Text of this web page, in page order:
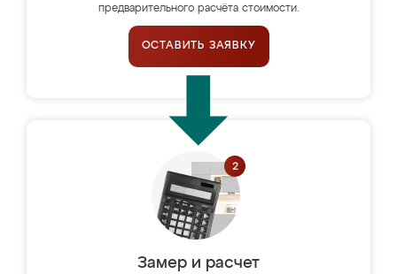
предварительного расчёта стоимости.
ОСТАВИТЬ ЗАЯВКУ
Замер и расчет